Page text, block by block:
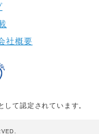
社概要
て認定されています。